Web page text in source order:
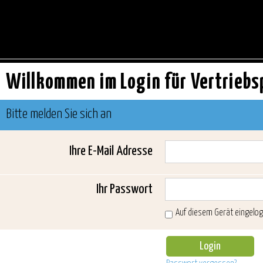
Willkommen im Login für
Bitte melden Sie sich an
Ihre E-Mail Adresse
Ihr Passwort
Auf diesem Gerät